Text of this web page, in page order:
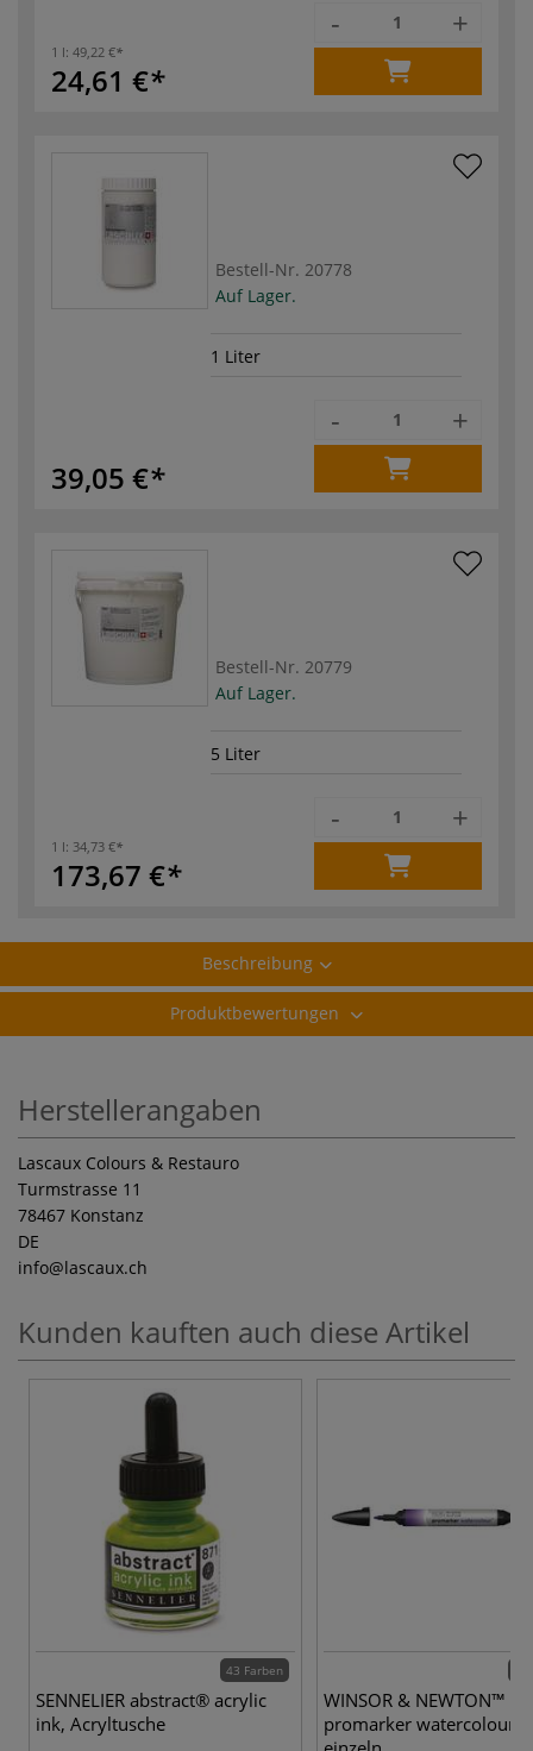
1 l: 49,22 €
24,61 €
- +
Bestell-Nr. 20778
Auf Lager.
1 Liter
39,05 €
- +
Bestell-Nr. 20779
Auf Lager.
5 Liter
1 l: 34,73 €
173,67 €
- +
Beschreibung
Produktbewertungen
Herstellerangaben
Lascaux Colours & Restauro
Turmstrasse 11
78467 Konstanz
DE
info@lascaux.ch
Kunden kauften auch diese Artikel
43 Farben
SENNELIER abstract® acrylic
ink, Acryltusche
WINSOR & NEWTON™
promarker watercolour™,